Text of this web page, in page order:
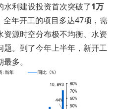
利建设投资首次突破了1万
全年开工的项目多达47项，需
源时空分布极不均衡、水资
题。到了今年上半年，新开工
多。